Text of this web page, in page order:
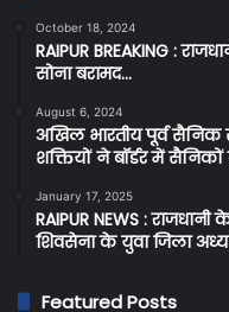
October 18, 2024
RAIPUR BREAKING :
सोना बरामद…
August 6, 2024
अखिल भारतीय पूर्व सैनिक
शक्तियों ने बॉर्डर में
January 17, 2025
RAIPUR NEWS :
शिवसेना के युवा जिला
Featured Posts